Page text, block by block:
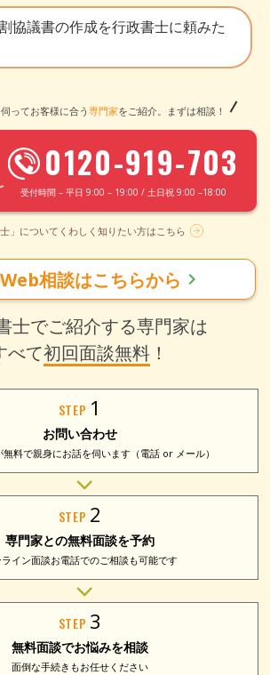
協議書の作成を行政書士に頼みた
ってお客様に合う 専門家をご紹介。まずは相談！
0120-919-703
受付時間 – 平日 9:00 – 19:00 / 土日祝 9:00 –18:00
士」についてくわしく知りたい方はこちら
相談はこちらから chevron_right
士でご紹介する専門家は
べて初回面談無料！
STEP 1
お問い合わせ
無料で親身にお話を伺います（電話 or メール）
STEP 2
専門家との無料面談を予約
ライン面談お電話でのご相談も可能です
STEP 3
無料面談でお悩みを相談
面倒な手続きもお任せください